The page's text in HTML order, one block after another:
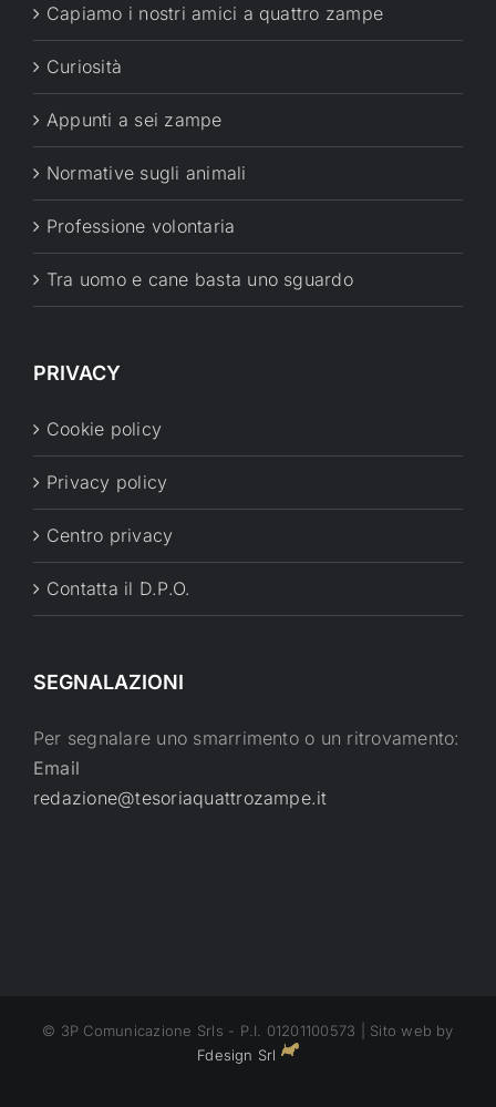
Capiamo i nostri amici a quattro zampe
Curiosità
Appunti a sei zampe
Normative sugli animali
Professione volontaria
Tra uomo e cane basta uno sguardo
PRIVACY
Cookie policy
Privacy policy
Centro privacy
Contatta il D.P.O.
SEGNALAZIONI
Per segnalare uno smarrimento o un ritrovamento:
Email
redazione@tesoriaquattrozampe.it
© 3P Comunicazione Srls - P.I. 01201100573 | Sito web by
Fdesign Srl